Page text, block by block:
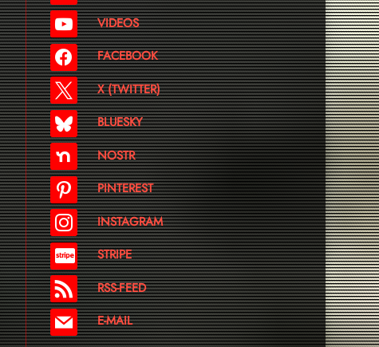
VIDEOS
FACEBOOK
X (TWITTER)
BLUESKY
NOSTR
PINTEREST
INSTAGRAM
STRIPE
RSS-FEED
E-MAIL